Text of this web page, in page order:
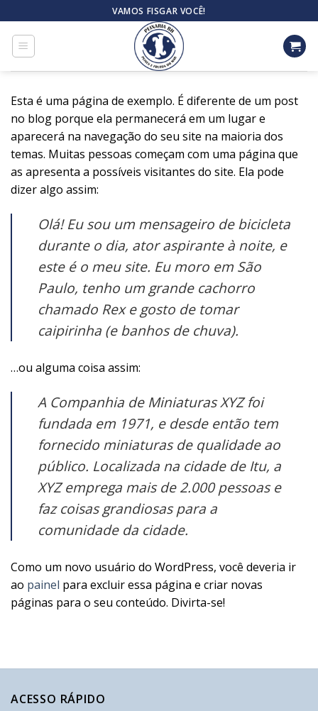
to
content
VAMOS FISGAR VOCÊ!
Esta é uma página de exemplo. É diferente de um post
no blog porque ela permanecerá em um lugar e
aparecerá na navegação do seu site na maioria dos
temas. Muitas pessoas começam com uma página que
as apresenta a possíveis visitantes do site. Ela pode
dizer algo assim:
Olá! Eu sou um mensageiro de bicicleta
durante o dia, ator aspirante à noite, e
este é o meu site. Eu moro em São
Paulo, tenho um grande cachorro
chamado Rex e gosto de tomar
caipirinha (e banhos de chuva).
…ou alguma coisa assim:
A Companhia de Miniaturas XYZ foi
fundada em 1971, e desde então tem
fornecido miniaturas de qualidade ao
público. Localizada na cidade de Itu, a
XYZ emprega mais de 2.000 pessoas e
faz coisas grandiosas para a
comunidade da cidade.
Como um novo usuário do WordPress, você deveria ir
ao painel para excluir essa página e criar novas
páginas para o seu conteúdo. Divirta-se!
ACESSO RÁPIDO